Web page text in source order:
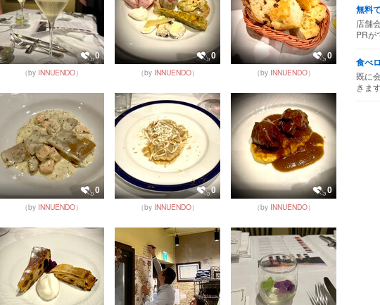
0
（by INNUENDO）
0
（by INNUENDO）
0
（by INNUENDO）
0
（by INNUENDO）
0
（by INNUENDO）
0
（by INNUENDO）
無料
店舗
PRが
食べ
既に
きます